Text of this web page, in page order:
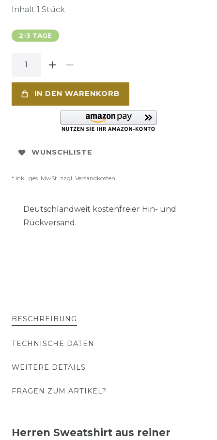
Inhalt 1 Stück
2-3 TAGE
IN DEN WARENKORB
WUNSCHLISTE
* inkl. ges. MwSt. zzgl. Versandkosten
Deutschlandweit kostenfreier Hin- und
Rückversand.
BESCHREIBUNG
TECHNISCHE DATEN
WEITERE DETAILS
FRAGEN ZUM ARTIKEL?
Herren Sweatshirt aus reiner